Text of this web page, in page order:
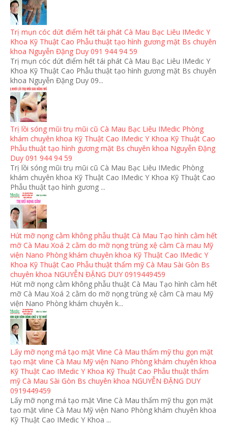
Trị mụn cóc dứt điểm hết tái phát Cà Mau Bạc Liêu IMedic Y
Khoa Kỹ Thuật Cao Phẫu thuật tạo hình gương mặt Bs chuyên
khoa Nguyễn Đặng Duy 091 944 94 59
Trị mụn cóc dứt điểm hết tái phát Cà Mau Bạc Liêu IMedic Y
Khoa Kỹ Thuật Cao Phẫu thuật tạo hình gương mặt Bs chuyên
khoa Nguyễn Đặng Duy 09...
Trị lồi sóng mũi trụ mũi cũ Cà Mau Bạc Liêu IMedic Phòng
khám chuyên khoa Kỹ Thuật Cao IMedic Y Khoa Kỹ Thuật Cao
Phẫu thuật tạo hình gương mặt Bs chuyên khoa Nguyễn Đặng
Duy 091 944 94 59
Trị lồi sóng mũi trụ mũi cũ Cà Mau Bạc Liêu IMedic Phòng
khám chuyên khoa Kỹ Thuật Cao IMedic Y Khoa Kỹ Thuật Cao
Phẫu thuật tạo hình gương ...
Hút mỡ nọng cằm không phẫu thuật Cà Mau Tạo hình cằm hết
mỡ Cà Mau Xoá 2 cằm do mỡ nọng trùng xệ cằm Cà mau Mỹ
viện Nano Phòng khám chuyên khoa Kỹ Thuật Cao IMedic Y
Khoa Kỹ Thuật Cao Phẫu thuật thẩm mỹ Cà Mau Sài Gòn Bs
chuyên khoa NGUYỄN ĐẶNG DUY 0919449459
Hút mỡ nọng cằm không phẫu thuật Cà Mau Tạo hình cằm hết
mỡ Cà Mau Xoá 2 cằm do mỡ nọng trùng xệ cằm Cà mau Mỹ
viện Nano Phòng khám chuyên k...
Lấy mỡ nọng má tạo mặt Vline Cà Mau thẩm mỹ thu gọn mặt
tạo mặt vline Cà Mau Mỹ viện Nano Phòng khám chuyên khoa
Kỹ Thuật Cao IMedic Y Khoa Kỹ Thuật Cao Phẫu thuật thẩm
mỹ Cà Mau Sài Gòn Bs chuyên khoa NGUYỄN ĐẶNG DUY
0919449459
Lấy mỡ nọng má tạo mặt Vline Cà Mau thẩm mỹ thu gọn mặt
tạo mặt vline Cà Mau Mỹ viện Nano Phòng khám chuyên khoa
Kỹ Thuật Cao IMedic Y Khoa ...